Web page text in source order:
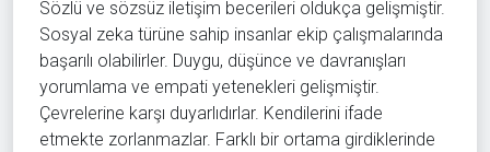
Sözlü ve sözsüz iletişim becerileri oldukça gelişmiştir.
Sosyal zeka türüne sahip insanlar ekip çalışmalarında
başarılı olabilirler. Duygu, düşünce ve davranışları
yorumlama ve empati yetenekleri gelişmiştir.
Çevrelerine karşı duyarlıdırlar. Kendilerini ifade
etmekte zorlanmazlar. Farklı bir ortama girdiklerinde